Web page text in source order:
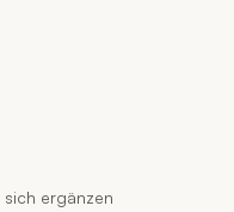
sich ergänzen